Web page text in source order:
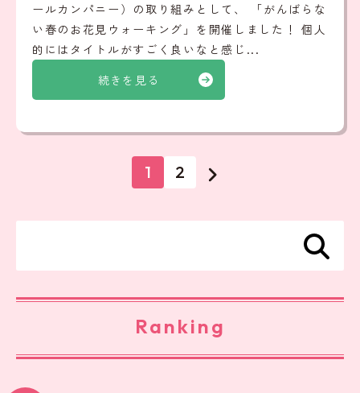
続きを見る
ールカンパニー）の取り組みとして、 「がんばらな
い春のお花見ウォーキング」を開催しました！ 個人
的にはタイトルがすごく良いなと感じ...
1 2
Ranking